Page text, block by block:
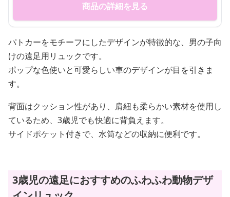
商品の詳細を見る
パトカーをモチーフにしたデザインが特徴的な、男の子向
けの遠足用リュックです。
ポップな色使いと可愛らしい車のデザインが目を引きま
す。
背面はクッション性があり、肩紐も柔らかい素材を使用し
ているため、3歳児でも快適に背負えます。
サイドポケット付きで、水筒などの収納に便利です。
3歳児の遠足におすすめのふわふわ動物デザ